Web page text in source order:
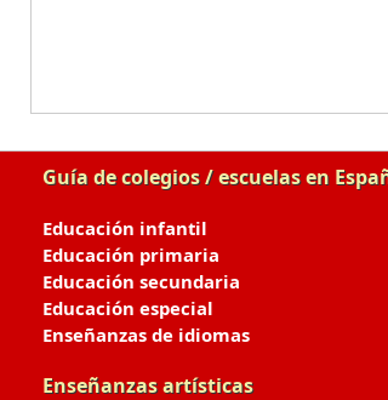
Guía de colegios / escuelas en
Educación infantil
Educación primaria
Educación secundaria
Educación especial
Enseñanzas de idiomas
Enseñanzas artísticas